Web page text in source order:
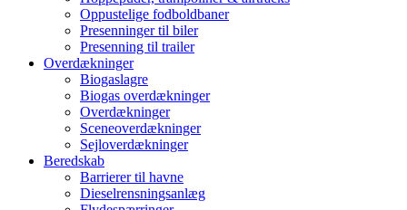
Oppustelige fodboldbaner
Presenninger til biler
Presenning til trailer
Overdækninger
Biogaslagre
Biogas overdækninger
Overdækninger
Sceneoverdækninger
Sejloverdækninger
Beredskab
Barrierer til havne
Dieselrensningsanlæg